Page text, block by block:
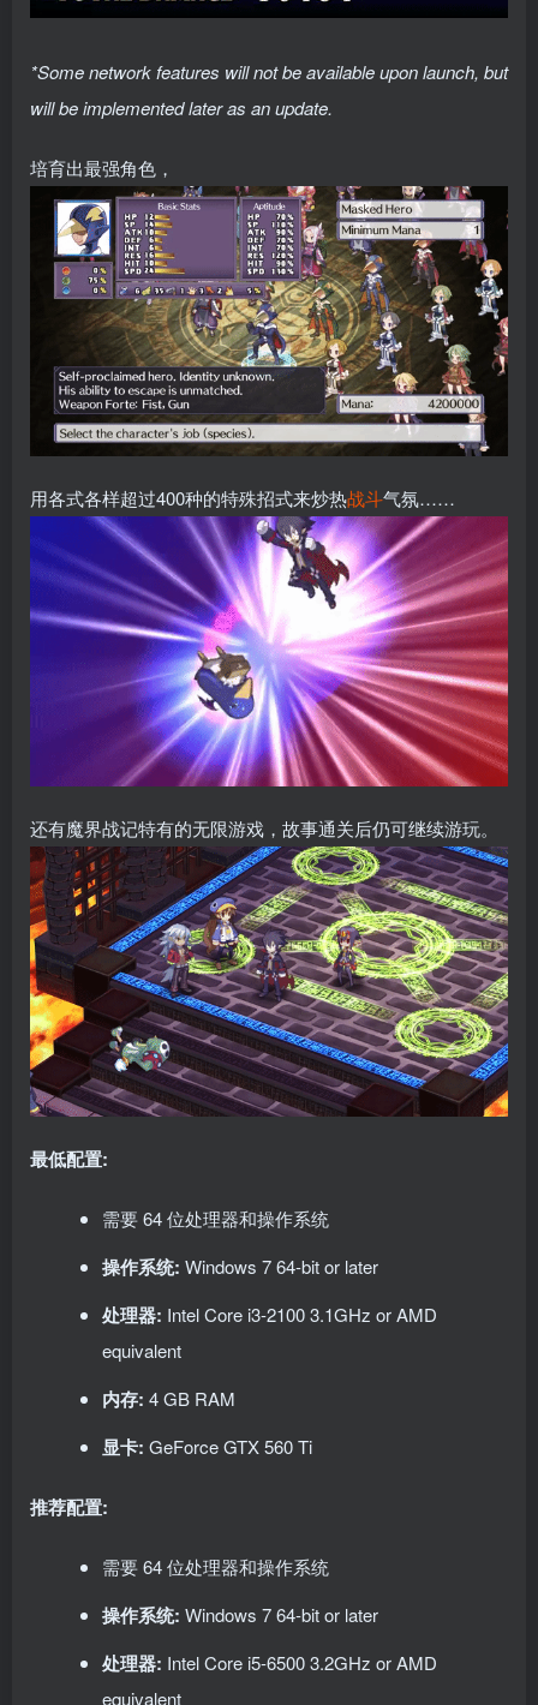
*Some network features will not be available upon launch, but
will be implemented later as an update.
培育出最强角色，
用各式各样超过400种的特殊招式来炒热战斗气氛……
还有魔界战记特有的无限游戏，故事通关后仍可继续游玩。
最低配置:
需要 64 位处理器和操作系统
操作系统: Windows 7 64-bit or later
处理器: Intel Core i3-2100 3.1GHz or AMD
equivalent
内存: 4 GB RAM
显卡: GeForce GTX 560 Ti
推荐配置:
需要 64 位处理器和操作系统
操作系统: Windows 7 64-bit or later
处理器: Intel Core i5-6500 3.2GHz or AMD
equivalent